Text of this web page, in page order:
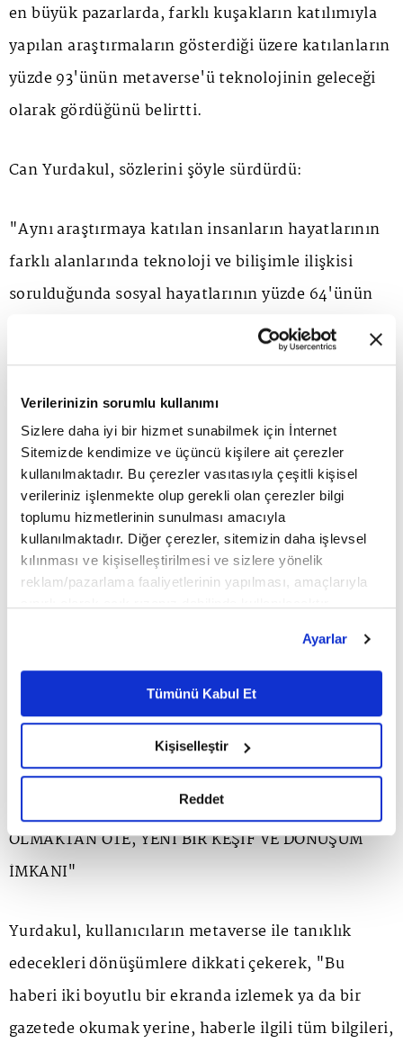
Verilerinizin sorumlu kullanımı
Sizlere daha iyi bir hizmet sunabilmek için İnternet
Sitemizde kendimize ve üçüncü kişilere ait çerezler
kullanılmaktadır. Bu çerezler vasıtasıyla çeşitli kişisel
verileriniz işlenmekte olup gerekli olan çerezler bilgi
toplumu hizmetlerinin sunulması amacıyla
kullanılmaktadır. Diğer çerezler, sitemizin daha işlevsel
kılınması ve kişiselleştirilmesi ve sizlere yönelik
reklam/pazarlama faaliyetlerinin yapılması, amaçlarıyla
belirleyebilirsiniz. Çerezlere ilişkin detaylı bilgi için
Ayarlar butonuna tıklayabilir,Çerez Bilgilendirme
Metnimizi ziyaret edebilirsiniz.
6698 sayılı Kişisel Verilerin Korunması Kanunu uyarınca
okumak ve sitemizi ziyaretiniz kapsamında
gerçekleştirilen veri işleme faaliyetleri ile ilgili daha
detaylı bilgi almak için lütfentıklayınız.
Ayarlar
Tümünü Kabul Et
Kişiselleştir
Reddet
en büyük pazarlarda, farklı kuşakların katılımıyla
yapılan araştırmaların gösterdiği üzere katılanların
yüzde 93'ünün metaverse'ü teknolojinin geleceği
olarak gördüğünü belirtti.
Can Yurdakul, sözlerini şöyle sürdürdü:
"Aynı araştırmaya katılan insanların hayatlarının
farklı alanlarında teknoloji ve bilişimle ilişkisi
sorulduğunda sosyal hayatlarının yüzde 64'ünün
teknoloji ve bilişime bağlı olduğunu, yüzde 61'inin
geçim kaynağının teknoloji ve bilişim altyapılarına
bağlı olduğu, yüzde 56'sının yaratıcılığının yine
bilişim ve teknoloji odaklı olduğu, yüzde 52'sinin
de mutluluğunun teknolojiye bağlı olduğu ortaya
çıktı. Binlerce şirket metaverse yatırımı yapmaya
başladı. Son dönemde Çin'de metaverse projesi
tescili alan 1.300 marka olurken Nike, Adidas,
Gucci, H&M, Wallmart gibi moda ve perakende
açıklamaya başladı. Popülerliği, popülasyonu ve
yatırım ağı sıra dışı şekilde genişleyen metaverse
yakında hayatımızın merkezinde olacak gibi
"METAVERSE BİR OYUN YA DA EĞLENCE SAHASI
OLMAKTAN ÖTE, YENİ BİR KEŞİF VE DÖNÜŞÜM
İMKANI"
Yurdakul, kullanıcıların metaverse ile tanıklık
edecekleri dönüşümlere dikkati çekerek, "Bu
haberi iki boyutlu bir ekranda izlemek ya da bir
gazetede okumak yerine, haberle ilgili tüm bilgileri,